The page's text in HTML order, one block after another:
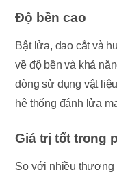
Độ bền cao
Bật lửa, dao cắt và
về độ bền và khả
dòng sử dụng vật
hệ thống đánh lửa
Giá trị tốt trong
So với nhiều thương